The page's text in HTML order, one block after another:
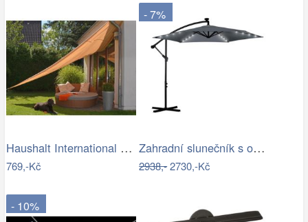
Haushalt International Stínící…
769,-Kč
- 7%
Zahradní slunečník s osvětlením PL-882,…
2938,-2730,-Kč
- 10%